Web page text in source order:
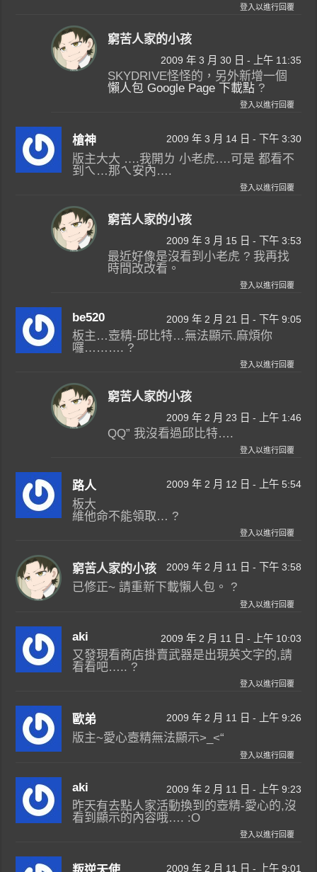
登入以進行回覆
窮苦人家的小孩
2009 年 3 月 30 日 - 上午 11:35
SKYDRIVE怪怪的，另外新增一個
懶人包 Google Page 下載點 ?
登入以進行回覆
槍神 2009 年 3 月 14 日 - 下午 3:30
版主大大 ….我開ㄌ 小老虎….可是 都看不
到ㄟ…那ㄟ安內….
登入以進行回覆
窮苦人家的小孩
2009 年 3 月 15 日 - 下午 3:53
最近好像是沒看到小老虎 ? 我再找
時間改改看。
登入以進行回覆
be520 2009 年 2 月 21 日 - 下午 9:05
板主…壺精-邱比特…無法顯示.麻煩你
囉………. ?
登入以進行回覆
窮苦人家的小孩
2009 年 2 月 23 日 - 上午 1:46
QQ” 我沒看過邱比特….
登入以進行回覆
路人 2009 年 2 月 12 日 - 上午 5:54
板大
維他命不能領取… ?
登入以進行回覆
窮苦人家的小孩 2009 年 2 月 11 日 - 下午 3:58
已修正~ 請重新下載懶人包。 ?
登入以進行回覆
aki 2009 年 2 月 11 日 - 上午 10:03
又發現看商店掛賣武器是出現英文字的,請
看看吧….. ?
登入以進行回覆
歐弟 2009 年 2 月 11 日 - 上午 9:26
版主~愛心壼精無法顯示>_<“
登入以進行回覆
aki 2009 年 2 月 11 日 - 上午 9:23
昨天有去點人家活動換到的壺精-愛心的,沒
看到顯示的內容哦…. :O
登入以進行回覆
2009 年 2 月 11 日 - 上午 9:01